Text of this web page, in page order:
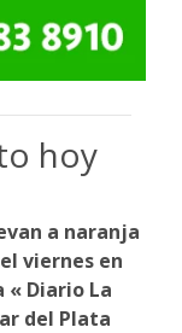
hoy
a naranja
viernes en
« Diario La
del Plata